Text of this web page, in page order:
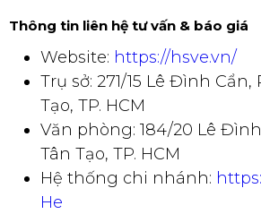
Thông tin liên hệ tư vấn & báo giá
Website: https://hsve.vn/
Trụ sở: 271/15 Lê Đình
Tạo, TP. HCM
Văn phòng: 184/20 Lê
Tân Tạo, TP. HCM
Hệ thống chi nhánh:
He